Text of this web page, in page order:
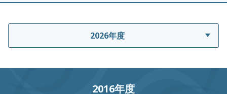
2026年度
2016年度